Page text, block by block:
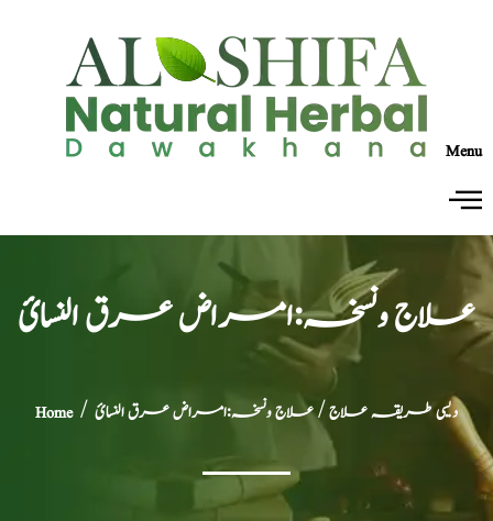
Menu
علاج ونسخہ:امراض عرق النسائ
Home/ دیسی طریقہ علاج/ علاج ونسخہ:امراض عرق النسائ